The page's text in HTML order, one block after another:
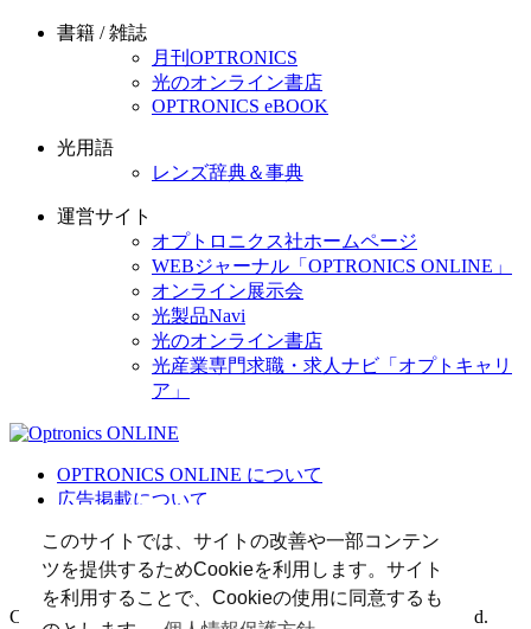
このサイトでは、サイトの改善や一部コンテン
ツを提供するためCookieを利用します。サイト
を利用することで、Cookieの使用に同意するも
書籍 / 雑誌
月刊OPTRONICS
光のオンライン書店
OPTRONICS eBOOK
光用語
レンズ辞典＆事典
運営サイト
オプトロニクス社ホームページ
WEBジャーナル「OPTRONICS ONLINE」
オンライン展示会
光製品Navi
光のオンライン書店
光産業専門求職・求人ナビ「オプトキャリ
ア」
OPTRONICS ONLINE について
広告掲載について
個人情報
光関連リンク集
Copyright (C) 2025 The Optronics Co., Ltd. All rights reserved.